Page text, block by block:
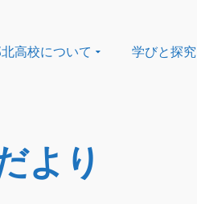
高校について 学びと探究
より